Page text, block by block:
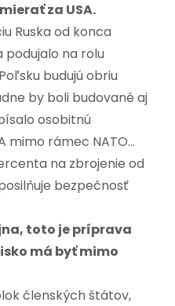
za USA.
Ruska od konca
podujalo na rolu
budujú obriu
by boli budované aj
osobitnú
mimo rámec NATO…
na zbrojenie od
bezpečnosť
toto je príprava
má byť mimo
členských štátov,